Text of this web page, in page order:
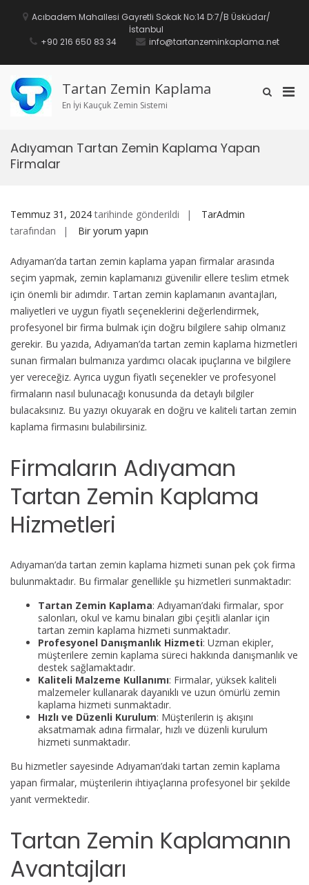
Acıbadem Mahallesi Gayretli Sokak No:14 D:7/B Üsküdar/
İstanbul
+90 216 650 83 34
info@tartanzeminkaplama.net
Tartan Zemin Kaplama
En İyi Kauçuk Zemin Sistemi
Arama
Adıyaman Tartan Zemin Kaplama Yapan
Firmalar
Temmuz 31, 2024tarihinde gönderildi
TarAdmin
tarafından
Adıyaman
Zemin
Kaplama
Yapan
Firmalar
için
Bir yorum yapın
Adıyaman’da tartan zemin kaplama yapan firmalar arasında
seçim yapmak, zemin kaplamanızı güvenilir ellere teslim etmek
için önemli bir adımdır. Tartan zemin kaplamanın avantajları,
maliyetleri ve uygun fiyatlı seçeneklerini değerlendirmek,
profesyonel bir firma bulmak için doğru bilgilere sahip olmanız
gerekir. Bu yazıda, Adıyaman’da tartan zemin kaplama hizmetleri
sunan firmaları bulmanıza yardımcı olacak ipuçlarına ve bilgilere
yer vereceğiz. Ayrıca uygun fiyatlı seçenekler ve profesyonel
firmaların nasıl bulunacağı konusunda da detaylı bilgiler
bulacaksınız. Bu yazıyı okuyarak en doğru ve kaliteli tartan zemin
kaplama firmasını bulabilirsiniz.
Firmaların Adıyaman
Tartan Zemin Kaplama
Hizmetleri
Adıyaman’da tartan zemin kaplama hizmeti sunan pek çok firma
bulunmaktadır. Bu firmalar genellikle şu hizmetleri sunmaktadır:
Tartan Zemin Kaplama: Adıyaman’daki firmalar, spor
salonları, okul ve kamu binaları gibi çeşitli alanlar için
tartan zemin kaplama hizmeti sunmaktadır.
Profesyonel Danışmanlık Hizmeti: Uzman ekipler,
müşterilere zemin kaplama süreci hakkında danışmanlık ve
destek sağlamaktadır.
Kaliteli Malzeme Kullanımı: Firmalar, yüksek kaliteli
malzemeler kullanarak dayanıklı ve uzun ömürlü zemin
kaplama hizmeti sunmaktadır.
Hızlı ve Düzenli Kurulum: Müşterilerin iş akışını
aksatmamak adına firmalar, hızlı ve düzenli kurulum
hizmeti sunmaktadır.
Bu hizmetler sayesinde Adıyaman’daki tartan zemin kaplama
yapan firmalar, müşterilerin ihtiyaçlarına profesyonel bir şekilde
yanıt vermektedir.
Tartan Zemin Kaplamanın
Avantajları